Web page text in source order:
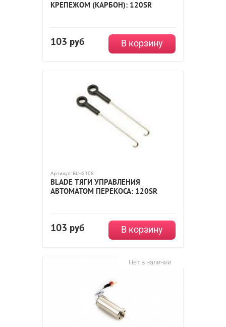
КРЕПЕЖОМ (КАРБОН): 120SR
103 руб В корзину
Артикул: BLH3108
BLADE ТЯГИ УПРАВЛЕНИЯ
АВТОМАТОМ ПЕРЕКОСА: 120SR
103 руб В корзину
Нет в наличии